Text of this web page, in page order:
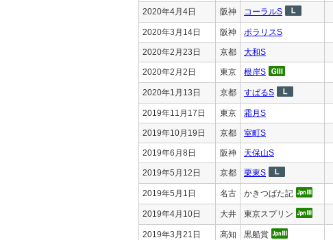
2020年4月4日 阪神 コーラルS
2020年3月14日 阪神 ポラリスS
2020年2月23日 京都 大和S
2020年2月2日 東京 根岸S
2020年1月13日 京都 すばるS
2019年11月17日 東京 霜月S
2019年10月19日 京都 室町S
2019年6月8日 阪神 天保山S
2019年5月12日 京都 栗東S
2019年5月1日 名古 かきつばた記
2019年4月10日 大井 東京スプリン
2019年3月21日 高知 黒船賞